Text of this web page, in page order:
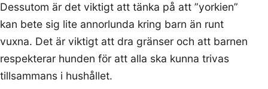
Dessutom är det viktigt att tänka på att ”yorkien”
kan bete sig lite annorlunda kring barn än runt
vuxna. Det är viktigt att dra gränser och att barnen
respekterar hunden för att alla ska kunna trivas
tillsammans i hushållet.